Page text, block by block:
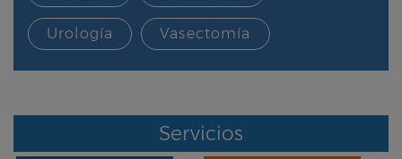
Urología Vasectomía
Servicios